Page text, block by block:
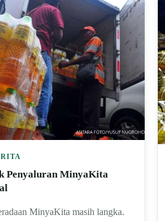
Penyaluran MinyaKita
MinyaKita masih langka.